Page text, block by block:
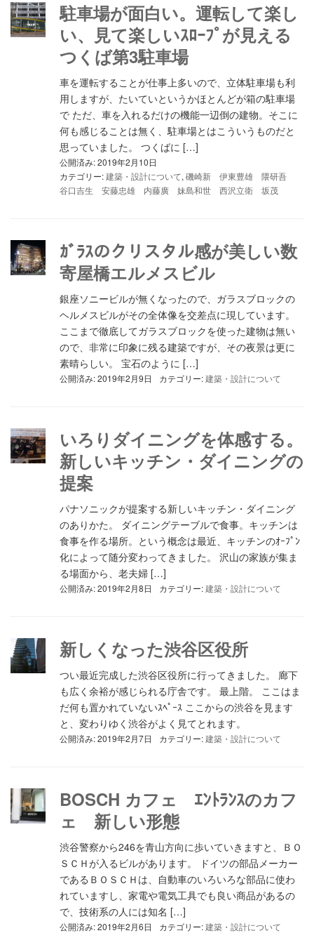
駐車場が面白い。運転して楽し
い、見て楽しいｽﾛｰﾌﾟが見える
つくば第3駐車場
車を運転することが仕事上多いので、立体駐車場も利
用しますが、たいていというかほとんどが箱の駐車場
で ただ、車を入れるだけの機能一辺倒の建物。そこに
何も感じることは無く、駐車場とはこういうものだと
思っていました。 つくばに […]
公開済み: 2019年2月10日
カテゴリー:建築・設計について, 磯崎新 伊東豊雄 隈研吾
谷口吉生 安藤忠雄 内藤廣 妹島和世 西沢立衛 坂茂
ｶﾞﾗｽのクリスタル感が美しい数
寄屋橋エルメスビル
銀座ソニービルが無くなったので、ガラスブロックの
ヘルメスビルがその全体像を交差点に現しています。
ここまで徹底してガラスブロックを使った建物は無い
ので、非常に印象に残る建築ですが、その夜景は更に
素晴らしい。 宝石のように […]
公開済み: 2019年2月9日 カテゴリー:建築・設計について
いろりダイニングを体感する。
新しいキッチン・ダイニングの
提案
パナソニックが提案する新しいキッチン・ダイニング
のありかた。 ダイニングテーブルで食事。キッチンは
食事を作る場所。という概念は最近、キッチンのｵｰﾌﾟﾝ
化によって随分変わってきました。 沢山の家族が集ま
る場面から、老夫婦 […]
公開済み: 2019年2月8日 カテゴリー:建築・設計について
新しくなった渋谷区役所
つい最近完成した渋谷区役所に行ってきました。 廊下
も広く余裕が感じられる庁舎です。 最上階。 ここはま
だ何も置かれていないｽﾍﾟｰｽ ここからの渋谷を見ます
と、変わりゆく渋谷がよく見てとれます。
公開済み: 2019年2月7日 カテゴリー:建築・設計について
BOSCH カフェ ｴﾝﾄﾗﾝｽのカフ
ェ 新しい形態
渋谷警察から246を青山方向に歩いていきますと、ＢＯ
ＳＣＨが入るビルがあります。 ドイツの部品メーカー
であるＢＯＳＣＨは、自動車のいろいろな部品に使わ
れていますし、家電や電気工具でも良い商品があるの
で、技術系の人には知名 […]
公開済み: 2019年2月6日 カテゴリー:建築・設計について